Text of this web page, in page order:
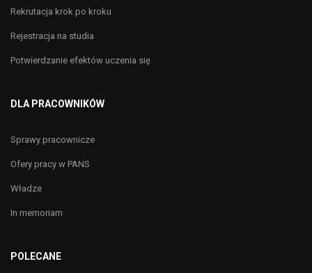
Rekrutacja krok po kroku
Rejestracja na studia
Potwierdzanie efektów uczenia się
DLA PRACOWNIKÓW
Sprawy pracownicze
Ofery pracy w PANS
Władze
In memoriam
POLECANE